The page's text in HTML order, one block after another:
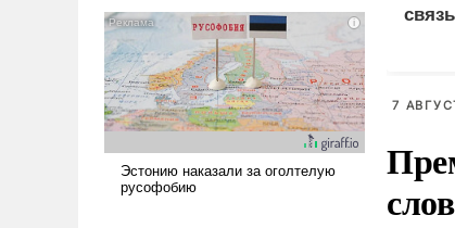
Сложившаяся ситуация
означает многолетний период
уязвимости США, например,
перед Китаем.
7